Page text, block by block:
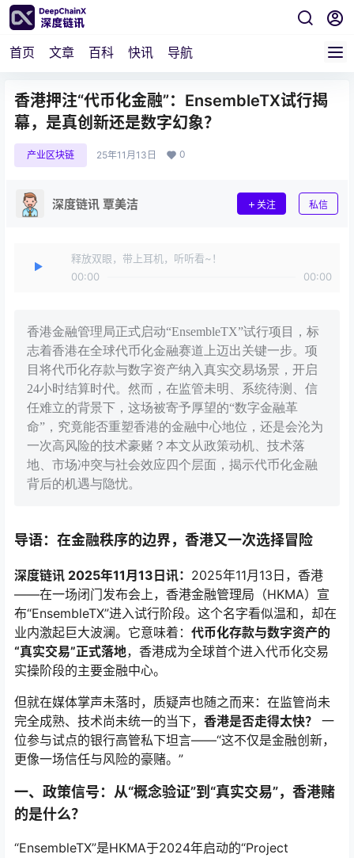
首页 文章 百科 快讯 导航
香港押注“代币化金融”：EnsembleTX试行揭
幕，是真创新还是数字幻象？
产业区块链 25年11月13日 0
深度链讯 覃美洁 关注 私信
释放双眼，带上耳机，听听看~！
00:00
00:00
香港金融管理局正式启动“EnsembleTX”试行项目，标
志着香港在全球代币化金融赛道上迈出关键一步。项
目将代币化存款与数字资产纳入真实交易场景，开启
24小时结算时代。然而，在监管未明、系统待测、信
任难立的背景下，这场被寄予厚望的“数字金融革
命”，究竟能否重塑香港的金融中心地位，还是会沦为
一次高风险的技术豪赌？本文从政策动机、技术落
地、市场冲突与社会效应四个层面，揭示代币化金融
背后的机遇与隐忧。
导语：在金融秩序的边界，香港又一次选择冒险
深度链讯 2025年11月13日讯： 2025年11月13日，香港
——在一场闭门发布会上，香港金融管理局（HKMA）宣
布“EnsembleTX”进入试行阶段。这个名字看似温和，却在
业内激起巨大波澜。它意味着： 代币化存款与数字资产的
“真实交易”正式落地，香港成为全球首个进入代币化交易
实操阶段的主要金融中心。
但就在媒体掌声未落时，质疑声也随之而来：在监管尚未
完全成熟、技术尚未统一的当下， 香港是否走得太快？
一
位参与试点的银行高管私下坦言——“这不仅是金融创新，
更像一场信任与风险的豪赌。”
一、政策信号：从“概念验证”到“真实交易”，香港赌
的是什么？
“EnsembleTX”是HKMA于2024年启动的“Project